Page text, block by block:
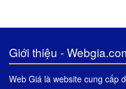
Giới thiệu -
Web Giá là website cung cấp